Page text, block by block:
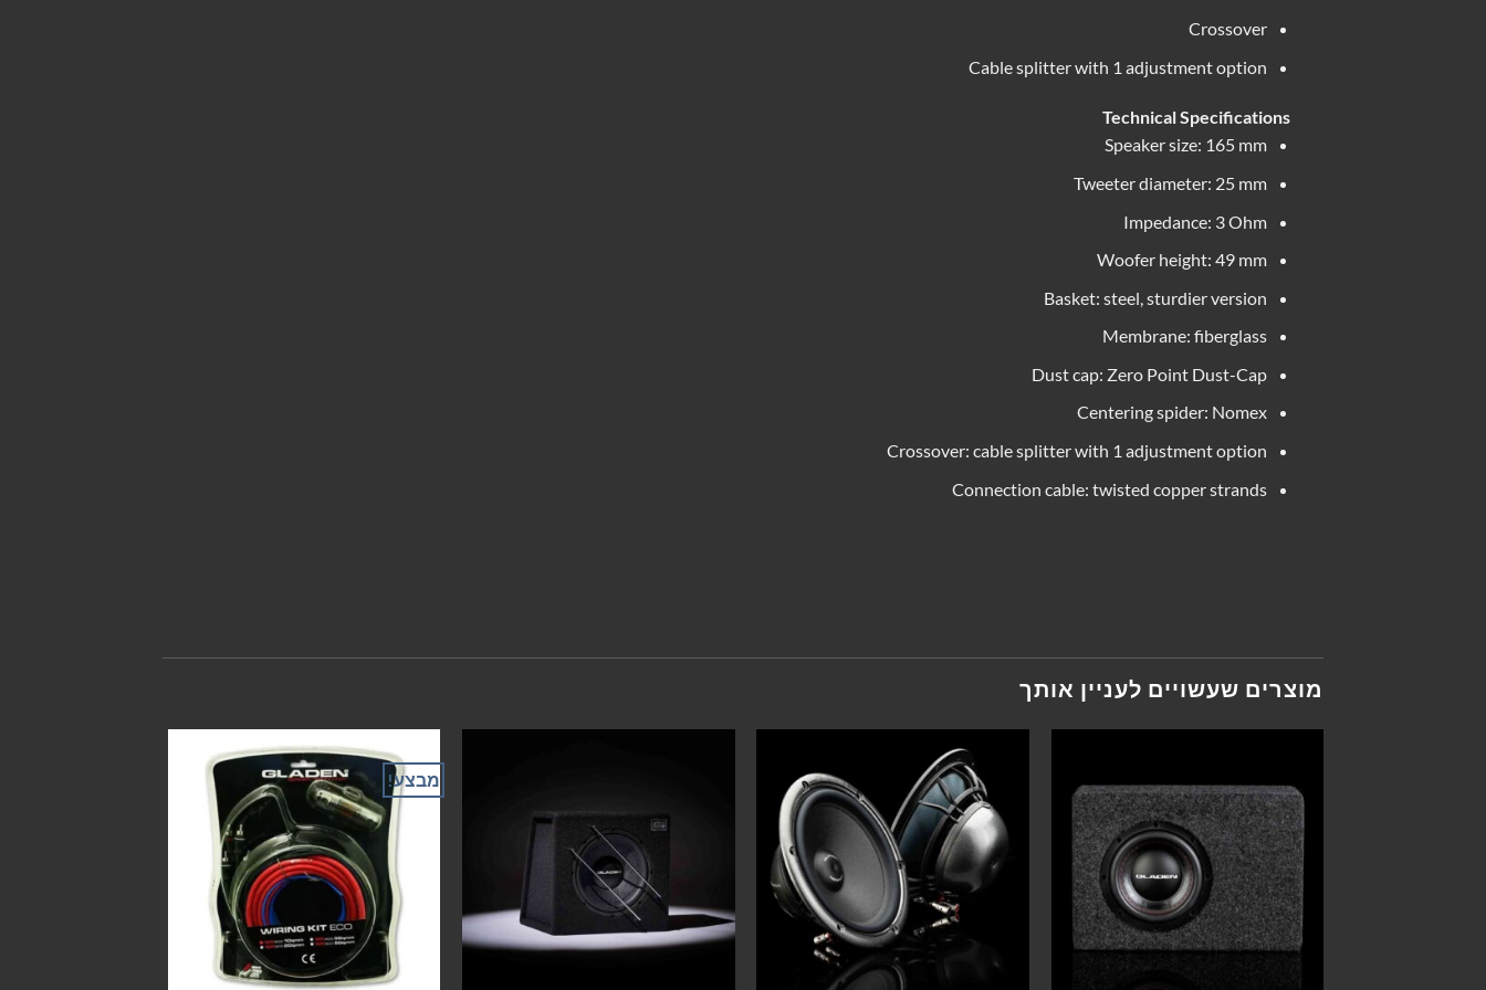
Crossover
Cable splitter with 1 adjustment option
Technical Specifications
Speaker size: 165 mm
Tweeter diameter: 25 mm
Impedance: 3 Ohm
Woofer height: 49 mm
Basket: steel, sturdier version
Membrane: fiberglass
Dust cap: Zero Point Dust-Cap
Centering spider: Nomex
Crossover: cable splitter with 1 adjustment option
Connection cable: twisted copper strands
מוצרים שעשויים לעניין אותך
מבצע!